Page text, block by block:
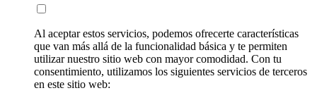
Al aceptar estos servicios, podemos ofrecerte características
que van más allá de la funcionalidad básica y te permiten
utilizar nuestro sitio web con mayor comodidad. Con tu
consentimiento, utilizamos los siguientes servicios de terceros
en este sitio web: